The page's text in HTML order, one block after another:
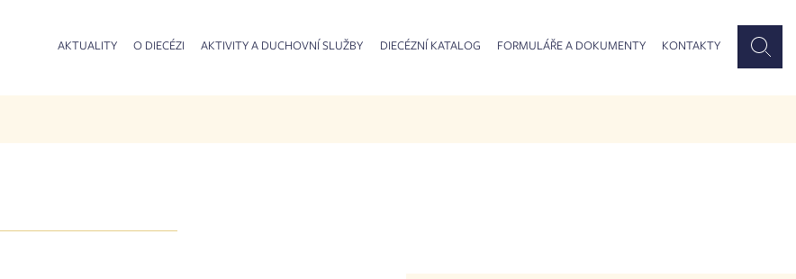
AKTUALITY O DIECÉZI AKTIVITY A DUCHOVNÍ SLUŽBY DIECÉZNÍ KATALOG FORMULÁŘE A DOKUMENTY KONTAKTY